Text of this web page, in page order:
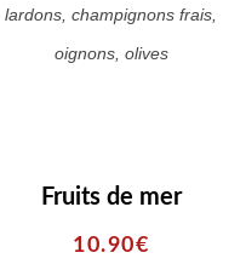
lardons, champignons frais,
oignons, olives
Fruits de mer
10.90€